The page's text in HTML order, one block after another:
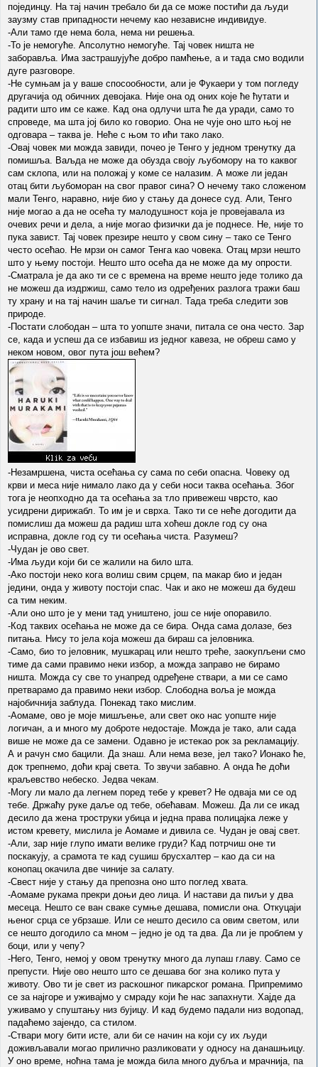
појединцу. На тај начин требало би да се може постићи да људи
заузму став припадности нечему као независне индивидуе.
-Али тамо где нема бола, нема ни решења.
-То је немогуће. Апсолутно немогуће. Тај човек ништа не
заборавља. Има застрашујуће добро памћење, а и тада смо водили
дуге разговоре.
-Не сумњам ја у ваше спосообности, али је Фукаери у том погледу
другачија од обичних девојака. Није она од оних које ће ћутати и
радити што им се каже. Кад она одлучи шта ће да уради, само то
спроведе, ма шта јој било ко говорио. Она не чује оно што њој не
одговара – таква је. Неће с њом то ићи тако лако.
-Овај човек ми можда завиди, почео је Тенго у једном тренутку да
помишља. Ваљда не може да обузда своју љубомору на то каквог
сам склопа, или на положај у коме се налазим. А може ли један
отац бити љубоморан на свог правог сина? О нечему тако сложеном
мали Тенго, наравно, није био у стању да донесе суд. Али, Тенго
није могао а да не осећа ту малодушност која је провејавала из
очевих речи и дела, а није могао физички да је поднесе. Не, није то
пука завист. Тај човек презире нешто у свом сину – тако се Тенго
често осећао. Не мрзи он самог Тенга као човека. Отац мрзи нешто
што у њему постоји. Нешто што осећа да не може да му опрости.
-Сматрала је да ако ти се с времена на време нешто једе толико да
не можеш да издржиш, само тело из одређених разлога тражи баш
ту храну и на тај начин шаље ти сигнал. Тада треба следити зов
природе.
-Постати слободан – шта то уопште значи, питала се она често. Зар
се, када и успеш да се избавиш из једног кавеза, не обреш само у
неком новом, овог пута још већем?
-Незамршена, чиста осећања су сама по себи опасна. Човеку од
крви и меса није нимало лако да у себи носи таква осећања. Због
тога је неопходно да та осећања за тло привежеш чврсто, као
усидрени дирижабл. То им је и сврха. Тако ти се неће догодити да
помислиш да можеш да радиш шта хоћеш докле год су она
исправна, докле год су ти осећања чиста. Разумеш?
-Чудан је ово свет.
-Има људи који би се жалили на било шта.
-Ако постоји неко кога волиш свим срцем, па макар био и један
једини, онда у животу постоји спас. Чак и ако не можеш да будеш
са тим неким.
-Али оно што је у мени тад уништено, још се није опоравило.
-Код таквих осећања не може да се бира. Онда сама долазе, без
питања. Нису то јела која можеш да бираш са јеловника.
-Само, био то јеловник, мушкарац или нешто треће, заокупљени смо
тиме да сами правимо неки избор, а можда заправо не бирамо
ништа. Можда су све то унапред одређене ствари, а ми се само
претварамо да правимо неки избор. Слободна воља је можда
најобичнија заблуда. Понекад тако мислим.
-Аомаме, ово је моје мишљење, али свет око нас уопште није
логичан, а и много му доброте недостаје. Можда је тако, али сада
више не може да се замени. Одавно је истекао рок за рекламацију.
А и рачун смо бацили. Да знаш. Али нема везе, јел тако? Ионако ће,
док трепнемо, доћи крај света. То звучи забавно. А онда ће доћи
краљевство небеско. Једва чекам.
-Могу ли мало да легнем поред тебе у кревет? Не одваја ми се од
тебе. Држаћу руке даље од тебе, обећавам. Можеш. Да ли се икад
десило да жена троструки убица и једна права полицајка леже у
истом кревету, мислила је Аомаме и дивила се. Чудан је овај свет.
-Али, зар није глупо имати велике груди? Кад потрчиш оне ти
поскакују, а срамота те кад сушиш брусхалтер – као да си на
конопац окачила две чиније за салату.
-Свест није у стању да препозна оно што поглед хвата.
-Аомаме рукама прекри доњи део лица. И настави да пиљи у два
месеца. Нешто се ван сваке сумње дешава, помисли она. Откуцаји
њеног срца се убрзаше. Или се нешто десило са овим светом, или
се нешто догодило са мном – једно је од та два. Да ли је проблем у
боци, или у чепу?
-Него, Тенго, немој у овом тренутку много да лупаш главу. Само се
препусти. Није ово нешто што се дешава бог зна колико пута у
животу. Ово ти је свет из раскошног пикарског романа. Припремимо
се за најгоре и уживајмо у смраду који ће нас запахнути. Хајде да
уживамо у спуштању низ бујицу. И кад будемо падали низ водопад,
падаћемо зајендо, са стилом.
-Ствари могу бити исте, али би се начин на који су их људи
доживљавали могао прилично разликовати у односу на данашњицу.
У оно време, ноћна тама је можда била много дубља и мрачнија, па